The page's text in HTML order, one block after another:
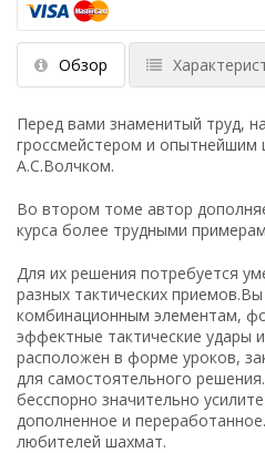
Обзор
Перед вами знаменитый труд,
гроссмейстером и
А.С.Волчком.
Во втором томе автор
курса более трудными
Для их решения потребуется
разных тактических
комбинационным элементам,
эффектные тактические удары
расположен в форме уроков,
для самостоятельного
бесспорно значительно
дополненное и
любителей шахмат.